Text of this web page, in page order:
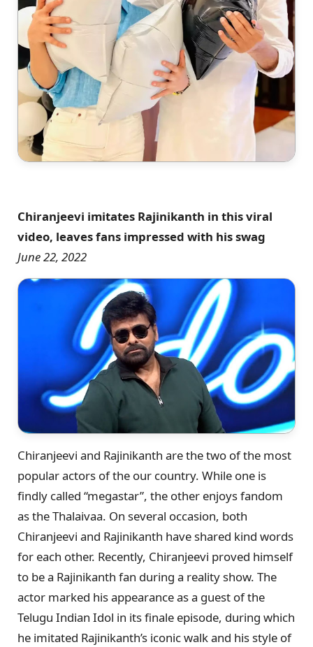
Chiranjeevi imitates Rajinikanth in this viral
video, leaves fans impressed with his swag
June 22, 2022
Chiranjeevi and Rajinikanth are the two of the most
popular actors of the our country. While one is
findly called “megastar”, the other enjoys fandom
as the Thalaivaa. On several occasion, both
Chiranjeevi and Rajinikanth have shared kind words
for each other. Recently, Chiranjeevi proved himself
to be a Rajinikanth fan during a reality show. The
actor marked his appearance as a guest of the
Telugu Indian Idol in its finale episode, during which
he imitated Rajinikanth’s iconic walk and his style of